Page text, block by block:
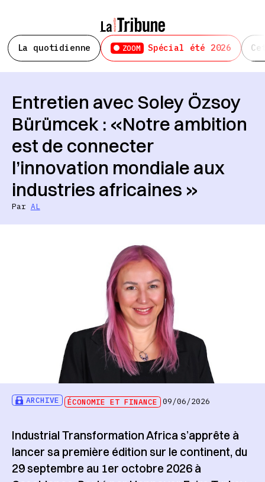
La quotidienne ZOOM Spécial été 2026
ARCHIVE ÉCONOMIE ET FINANCE 09/06/2026
Entretien avec Soley Özsoy
Bürümcek : «Notre ambition
est de connecter
l’innovation mondiale aux
industries africaines »
Par AL
Industrial Transformation Africa s’apprête à
lancer sa première édition sur le continent, du
29 septembre au 1er octobre 2026 à